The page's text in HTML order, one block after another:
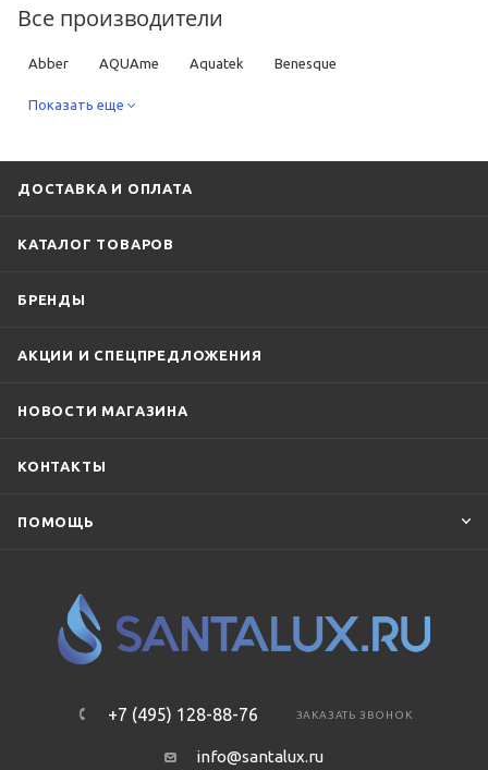
Все производители
Abber AQUAme Aquatek Benesque
Bronze de Luxe
Timo Vincea WHITECROSS
Показать еще
ДОСТАВКА И ОПЛАТА
КАТАЛОГ ТОВАРОВ
БРЕНДЫ
АКЦИИ И СПЕЦПРЕДЛОЖЕНИЯ
НОВОСТИ МАГАЗИНА
КОНТАКТЫ
ПОМОЩЬ
+7 (495) 128-88-76 ЗАКАЗАТЬ ЗВОНОК
info@santalux.ru